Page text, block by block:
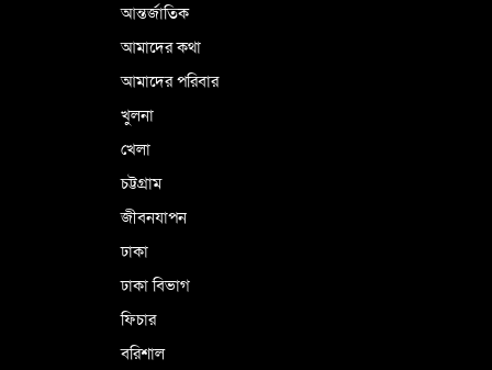
আন্তর্জাতিক
আমাদের কথা
আমাদের পরিবার
খুলনা
খেলা
চট্টগ্রাম
জীবনযাপন
ঢাকা
ঢাকা বিভাগ
ফিচার
বরিশাল